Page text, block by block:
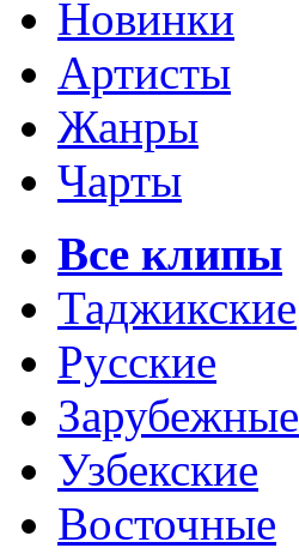
Новинки
Артисты
Жанры
Чарты
Все клипы
Таджикские
Русские
Зарубежные
Узбекские
Восточные